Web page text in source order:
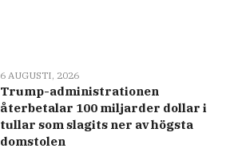
6 AUGUSTI, 2026
Trump-administrationen
återbetalar 100 miljarder dollar i
tullar som slagits ner av högsta
domstolen